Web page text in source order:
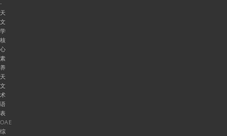
-
天
文
学
核
心
素
养
天
文
术
语
表
OAE
综